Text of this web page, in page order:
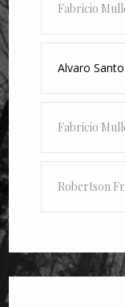
Fabricio
Alvaro
Fabricio
Robertson